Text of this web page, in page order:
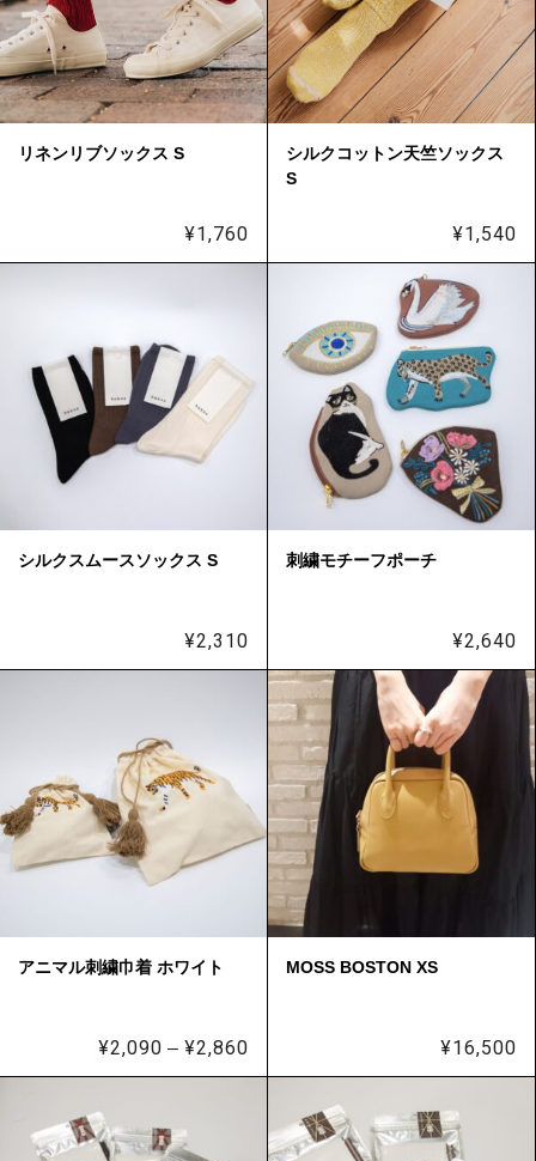
リネンリブソックス S
¥1,760
シルクコットン天竺ソックス
S
¥1,540
シルクスムースソックス S
¥2,310
刺繍モチーフポーチ
¥2,640
アニマル刺繍巾着 ホワイト
¥2,090 – ¥2,860
¥2,860
MOSS BOSTON XS
¥16,500